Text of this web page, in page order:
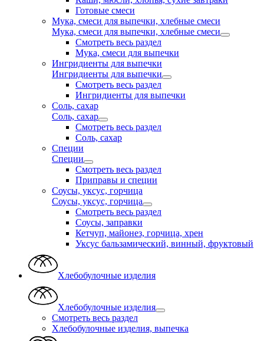
Готовые смеси
Мука, смеси для выпечки, хлебные смеси
Мука, смеси для выпечки, хлебные смеси
Смотреть весь раздел
Мука, смеси для выпечки
Ингридиенты для выпечки
Ингридиенты для выпечки
Смотреть весь раздел
Ингридиенты для выпечки
Соль, сахар
Соль, сахар
Смотреть весь раздел
Соль, сахар
Специи
Специи
Смотреть весь раздел
Приправы и специи
Соусы, уксус, горчица
Соусы, уксус, горчица
Смотреть весь раздел
Соусы, заправки
Кетчуп, майонез, горчица, хрен
Уксус бальзамический, винный, фруктовый
Хлебобулочные изделия
Хлебобулочные изделия
Смотреть весь раздел
Хлебобулочные изделия, выпечка